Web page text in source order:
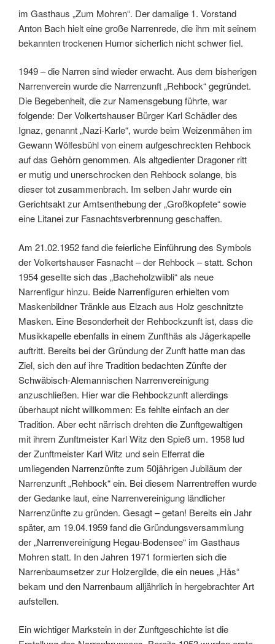
im Gasthaus „Zum Mohren“. Der damalige 1. Vorstand
Anton Bach hielt eine große Narrenrede, die ihm mit seinem
bekannten trockenen Humor sicherlich nicht schwer fiel.
1949 – die Narren sind wieder erwacht. Aus dem bisherigen
Narrenverein wurde die Narrenzunft „Rehbock“ gegründet.
Die Begebenheit, die zur Namensgebung führte, war
folgende: Der Volkertshauser Bürger Karl Schädler des
Ignaz, genannt „Nazi-Karle“, wurde beim Weizenmähen im
Gewann Wölfesbühl von einem aufgeschreckten Rehbock
auf das Gehörn genommen. Als altgedienter Dragoner ritt
er mutig und unerschrocken den Rehbock solange, bis
dieser tot zusammenbrach. Im selben Jahr wurde ein
Gerichtsakt zur Amtsenthebung der „Großkopfete“ sowie
eine Litanei zur Fasnachtsverbrennung geschaffen.
Am 21.02.1952 fand die feierliche Einführung des Symbols
der Volkertshauser Fasnacht – der Rehbock – statt. Schon
1954 gesellte sich das „Bacheholzwiibli“ als neue
Narrenfigur hinzu. Beide Narrenfiguren erhielten vom
Maskenbildner Tränkle aus Elzach aus Holz geschnitzte
Masken. Eine Besonderheit der Rehbockzunft ist, dass die
Musikkapelle ebenfalls in einem Zunfthäs als Jägerkapelle
auftritt. Bereits bei der Gründung der Zunft hatte man das
Ziel, sich den auf ihre Tradition bedachten Zünfte der
Schwäbisch-Alemannischen Narrenvereinigung
anzuschließen. Hier war die Rehbockzunft allerdings
überhaupt nicht willkommen: Es fehlte einfach an der
Tradition. Aber echt närrisch drehten die Zunftgewaltigen
mit ihrem Zunftmeister Karl Witz den Spieß um. 1958 lud
der Zunftmeister Karl Witz und sein Elferrat die
umliegenden Narrenzünfte zum 50jährigen Jubiläum der
Narrenzunft „Rehbock“ ein. Bei diesem Narrentreffen wurde
der Gedanke laut, eine Narrenvereinigung ländlicher
Narrenzünfte zu gründen. Gesagt – getan! Bereits ein Jahr
später, am 19.04.1959 fand die Gründungsversammlung
der „Narrenvereinigung Hegau-Bodensee“ im Gasthaus
Mohren statt. In den Jahren 1971 formierten sich die
Narrenbaumsetzer zur Holzergilde, die ein neues „Häs“
bekam und den Narrenbaum alljährlich in hergebrachter Art
aufstellen.
Ein wichtiger Markstein in der Zunftgeschichte ist die